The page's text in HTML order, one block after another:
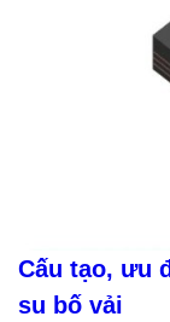
Cấu tạo, ưu
su bố vải